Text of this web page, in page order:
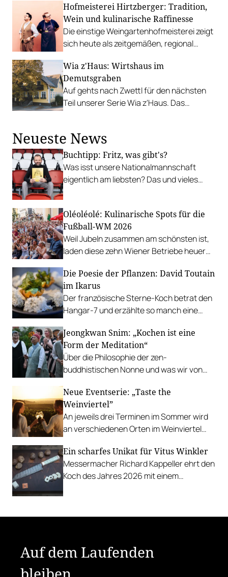
verraten das berühmte Rezept für das
Wiener Schnitzel.
Hofmeisterei Hirtzberger: Tradition,
Wein und kulinarische Raffinesse
Die einstige Weingartenhofmeisterei zeigt
sich heute als zeitgemäßen, regional
Wia z'Haus: Wirtshaus im
Demutsgraben
Auf gehts nach Zwettl für den nächsten
Teil unserer Serie Wia z'Haus. Das
ist ein Juwel der Wirthauskultur.
Neueste News
Buchtipp: Fritz, was gibt's?
Was isst unsere Nationalmannschaft
eigentlich am liebsten? Das und vieles
Oléoléolé: Kulinarische Spots für die
Fußball-WM 2026
Weil Jubeln zusammen am schönsten ist,
laden diese zehn Wiener Betriebe heuer
Die Poesie der Pflanzen: David Toutain
im Ikarus
Der französische Sterne-Koch betrat den
Hangar-7 und erzählte so manch eine
Jeongkwan Snim: „Kochen ist eine
Form der Meditation“
Über die Philosophie der zen-
buddhistischen Nonne und was wir von
Neue Eventserie: „Taste the
Weinviertel”
An jeweils drei Terminen im Sommer wird
an verschiedenen Orten im Weinviertel
Ein scharfes Unikat für Vitus Winkler
Messermacher Richard Kappeller ehrt den
Koch des Jahres 2026 mit einem
Auf dem Laufenden